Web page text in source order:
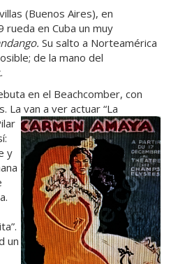
(Buenos Aires), en
rueda en Cuba un muy
Su salto a Norteamérica
de la mano del
en el Beachcomber, con
La van a ver actuar “La
y
un